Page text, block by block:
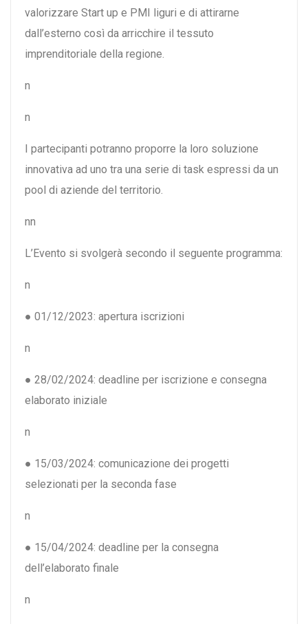
valorizzare Start up e PMI liguri e di attirarne
dall’esterno così da arricchire il tessuto
imprenditoriale della regione.
n
n
I partecipanti potranno proporre la loro soluzione
innovativa ad uno tra una serie di task espressi da un
pool di aziende del territorio.
nn
L’Evento si svolgerà secondo il seguente programma:
n
● 01/12/2023: apertura iscrizioni
n
● 28/02/2024: deadline per iscrizione e consegna
elaborato iniziale
n
● 15/03/2024: comunicazione dei progetti
selezionati per la seconda fase
n
● 15/04/2024: deadline per la consegna
dell’elaborato finale
n